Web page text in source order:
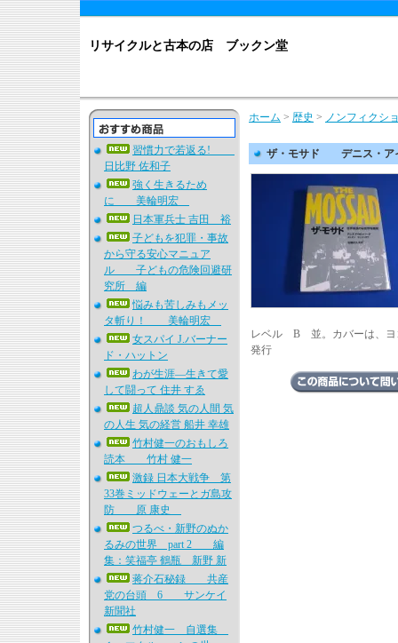
リサイクルと古本の店 ブックン堂
習慣力で若返る!
日比野 佐和子
強く生きるため
に 美輪明宏
日本軍兵士 吉田 裕
子どもを犯罪・事故
から守る安心マニュア
ル 子どもの危険回避研
究所 編
悩みも苦しみもメッ
タ斬り！ 美輪明宏
女スパイ J.バーナー
ド・ハットン
わが生涯―生きて愛
して闘って 住井 すゑ
超人鼎談 気の人間 気
の人生 気の経営 船井 幸雄
竹村健一のおもしろ
読本 竹村 健一
激録 日本大戦争 第
33巻ミッドウェーとガ島攻
防 原 康史
つるべ・新野のぬか
るみの世界 part 2 編
集：笑福亭 鶴瓶 新野 新
蒋介石秘録 共産
党の台頭 6 サンケイ
新聞社
竹村健一 自選集
ホーム > 歴史 > ノンフィクシ
ザ・モサド デニス・ア
レベル B 並。カバーは、ヨ
発行